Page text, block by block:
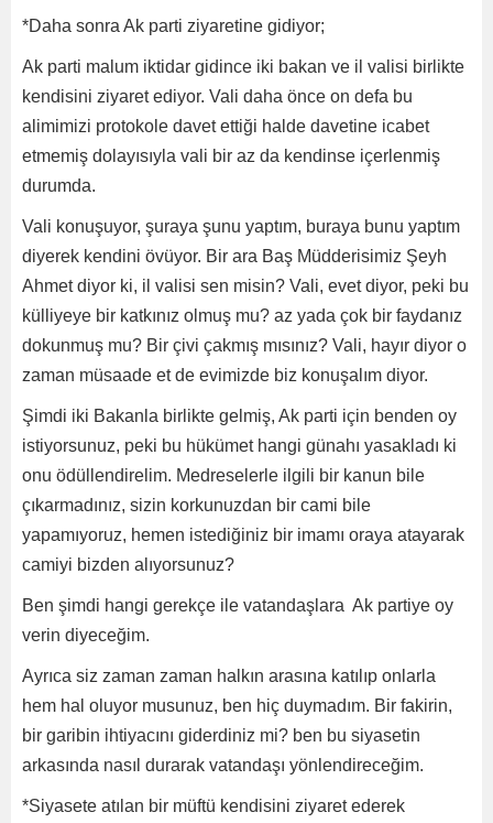
*Daha sonra Ak parti ziyaretine gidiyor;
Ak parti malum iktidar gidince iki bakan ve il valisi birlikte
kendisini ziyaret ediyor. Vali daha önce on defa bu
alimimizi protokole davet ettiği halde davetine icabet
etmemiş dolayısıyla vali bir az da kendinse içerlenmiş
durumda.
Vali konuşuyor, şuraya şunu yaptım, buraya bunu yaptım
diyerek kendini övüyor. Bir ara Baş Müdderisimiz Şeyh
Ahmet diyor ki, il valisi sen misin? Vali, evet diyor, peki bu
külliyeye bir katkınız olmuş mu? az yada çok bir faydanız
dokunmuş mu? Bir çivi çakmış mısınız? Vali, hayır diyor o
zaman müsaade et de evimizde biz konuşalım diyor.
Şimdi iki Bakanla birlikte gelmiş, Ak parti için benden oy
istiyorsunuz, peki bu hükümet hangi günahı yasakladı ki
onu ödüllendirelim. Medreselerle ilgili bir kanun bile
çıkarmadınız, sizin korkunuzdan bir cami bile
yapamıyoruz, hemen istediğiniz bir imamı oraya atayarak
camiyi bizden alıyorsunuz?
Ben şimdi hangi gerekçe ile vatandaşlara Ak partiye oy
verin diyeceğim.
Ayrıca siz zaman zaman halkın arasına katılıp onlarla
hem hal oluyor musunuz, ben hiç duymadım. Bir fakirin,
bir garibin ihtiyacını giderdiniz mi? ben bu siyasetin
arkasında nasıl durarak vatandaşı yönlendireceğim.
*Siyasete atılan bir müftü kendisini ziyaret ederek